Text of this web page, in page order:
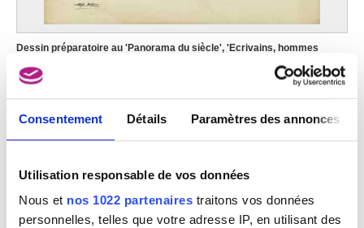
Consentement Détails Paramètres des annonces
Utilisation responsable de vos données
Nous et nos 1022 partenaires traitons vos données
personnelles, telles que votre adresse IP, en utilisant des
Dessin préparatoire au 'Panorama du siècle', 'Ecrivains, hommes
Niel'
Alfred Stevens